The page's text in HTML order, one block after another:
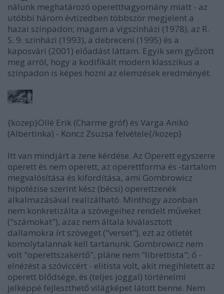
nálunk meghatározó operetthagyomány miatt - az
utóbbi három évtizedben többször megjelent a
hazai színpadon; magam a vígszínházi (1978), az R.
S. 9. színházi (1993), a debreceni (1995) és a
kaposvári (2001) előadást láttam. Egyik sem győzött
meg arról, hogy a kodifikált modern klasszikus a
színpadon is képes hozni az elemzések eredményét.
{kozep}Ollé Erik (Charme gróf) és Varga Anikó
(Albertinka) - Koncz Zsuzsa felvétele{/kozep}
Itt van mindjárt a zene kérdése. Az Operett egyszerre
operett és nem operett, az operettforma és -tartalom
megvalósítása és kifordítása, ami Gombrowicz
hipotézise szerint kész (bécsi) operettzenék
alkalmazásával realizálható. Minthogy azonban
nem konkretizálta a szövegeihez rendelt műveket
("számokat"), azaz nem általa kiválasztott
dallamokra írt szöveget ("verset"), ezt az ötletét
komolytalannak kell tartanunk. Gombrowicz nem
volt "operettszakértő", pláne nem "librettista"; ő -
elnézést a szóviccért - elitista volt, akit megihletett az
operett blődsége, és (teljes joggal) történelmi
jelképpé fejleszthető világképet látott benne. Nem